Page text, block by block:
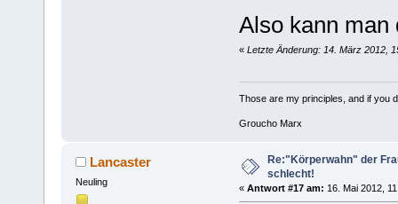
Also kann man
« Letzte Änderung: 14. März 2012,
Those are my principles, and if you
Groucho Marx
Lancaster
Neuling
Re:"Körperwahn" der
schlecht!
« Antwort #17 am: 16. Mai 2012,